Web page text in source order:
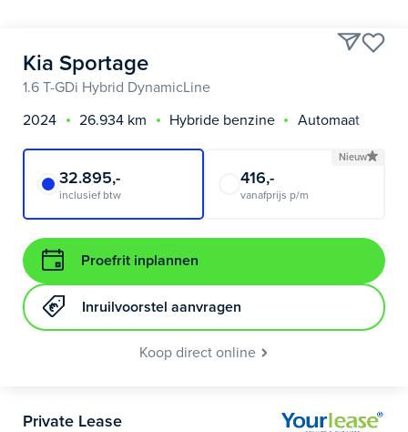
Kia Sportage
1.6 T-GDi Hybrid DynamicLine
2024
26.934 km Hybride benzine Automaat
32.895,-
inclusief btw
Nieuw
416,-
vanafprijs p/m
Proefrit inplannen
Inruilvoorstel aanvragen
Koop direct online
Private Lease